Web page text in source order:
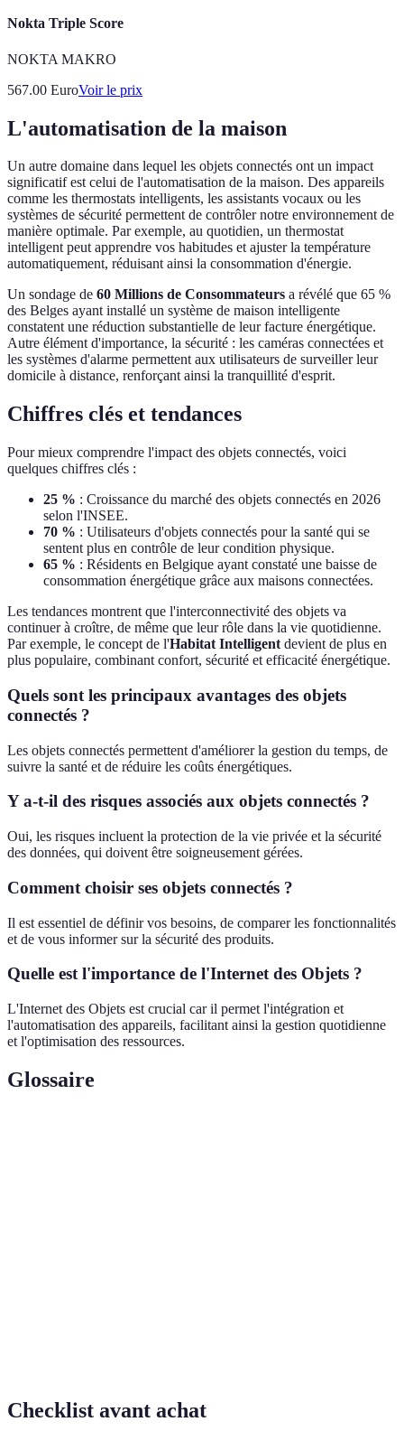
Nokta Triple Score
NOKTA MAKRO
567.00 EuroVoir le prix
L'automatisation de la maison
Un autre domaine dans lequel les objets connectés ont un impact
significatif est celui de l'automatisation de la maison. Des appareils
comme les thermostats intelligents, les assistants vocaux ou les
systèmes de sécurité permettent de contrôler notre environnement de
manière optimale. Par exemple, au quotidien, un thermostat
intelligent peut apprendre vos habitudes et ajuster la température
automatiquement, réduisant ainsi la consommation d'énergie.
Un sondage de 60 Millions de Consommateurs a révélé que 65 %
des Belges ayant installé un système de maison intelligente
constatent une réduction substantielle de leur facture énergétique.
Autre élément d'importance, la sécurité : les caméras connectées et
les systèmes d'alarme permettent aux utilisateurs de surveiller leur
domicile à distance, renforçant ainsi la tranquillité d'esprit.
Chiffres clés et tendances
Pour mieux comprendre l'impact des objets connectés, voici
quelques chiffres clés :
25 % : Croissance du marché des objets connectés en 2026
selon l'INSEE.
70 % : Utilisateurs d'objets connectés pour la santé qui se
sentent plus en contrôle de leur condition physique.
65 % : Résidents en Belgique ayant constaté une baisse de
consommation énergétique grâce aux maisons connectées.
Les tendances montrent que l'interconnectivité des objets va
continuer à croître, de même que leur rôle dans la vie quotidienne.
Par exemple, le concept de l'Habitat Intelligent devient de plus en
plus populaire, combinant confort, sécurité et efficacité énergétique.
Quels sont les principaux avantages des objets
connectés ?
Les objets connectés permettent d'améliorer la gestion du temps, de
suivre la santé et de réduire les coûts énergétiques.
Y a-t-il des risques associés aux objets connectés ?
Oui, les risques incluent la protection de la vie privée et la sécurité
des données, qui doivent être soigneusement gérées.
Comment choisir ses objets connectés ?
Il est essentiel de définir vos besoins, de comparer les fonctionnalités
et de vous informer sur la sécurité des produits.
Quelle est l'importance de l'Internet des Objets ?
L'Internet des Objets est crucial car il permet l'intégration et
l'automatisation des appareils, facilitant ainsi la gestion quotidienne
et l'optimisation des ressources.
Glossaire
Checklist avant achat